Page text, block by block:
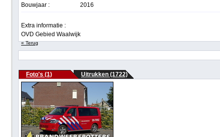
Bouwjaar :
2016
Extra informatie :
OVD Gebied Waalwijk
« Terug
Foto's (1) Uitrukken (1722)